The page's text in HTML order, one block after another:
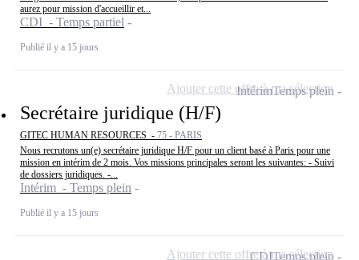
aurez pour mission d'accueillir et...
CDI - Temps partiel
Publié il y a 15 jours
Secrétaire juridique (H/F)
GITEC HUMAN RESOURCES - 75 - PARIS
Nous recrutons un(e) secrétaire juridique H/F pour un client basé à Paris pour une
mission en intérim de 2 mois. Vos missions principales seront les suivantes: - Suivi
de dossiers juridiques. -...
Intérim - Temps plein
Publié il y a 15 jours
IntérimTemps plein
Ajouter cette offre à ma sélection
CDITemps plein
Ajouter cette offre à ma sélection